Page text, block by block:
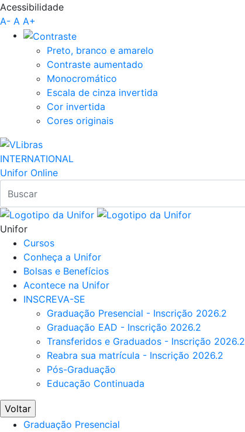
Pular para o Conteúdo principal
Acessibilidade
A- A A+
Preto, branco e amarelo
Contraste aumentado
Monocromático
Escala de cinza invertida
Cor invertida
Cores originais
INTERNATIONAL
Unifor Online
Unifor
Cursos
Conheça a Unifor
Bolsas e Benefícios
Acontece na Unifor
INSCREVA-SE
Graduação Presencial - Inscrição 2026.2
Graduação EAD - Inscrição 2026.2
Transferidos e Graduados - Inscrição 2026.2
Reabra sua matrícula - Inscrição 2026.2
Pós-Graduação
Educação Continuada
Voltar
Graduação Presencial